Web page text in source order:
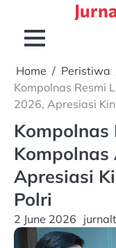
content
Home
Peristiwa
Kompolnas Resmi
2026, Apresiasi
Kompolnas
Kompolnas
Apresiasi
Polri
2 June 2026